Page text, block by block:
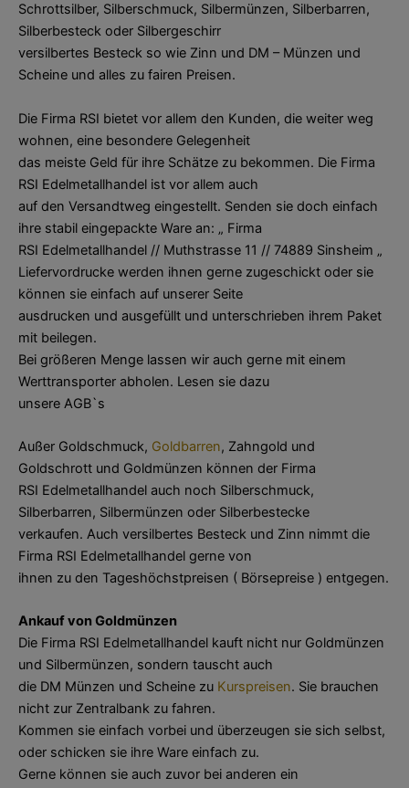
Schrottsilber, Silberschmuck, Silbermünzen, Silberbarren,
Silberbesteck oder Silbergeschirr
versilbertes Besteck so wie Zinn und DM – Münzen und
Scheine und alles zu fairen Preisen.
Die Firma RSI bietet vor allem den Kunden, die weiter weg
wohnen, eine besondere Gelegenheit
das meiste Geld für ihre Schätze zu bekommen. Die Firma
RSI Edelmetallhandel ist vor allem auch
auf den Versandtweg eingestellt. Senden sie doch einfach
ihre stabil eingepackte Ware an: „ Firma
RSI Edelmetallhandel // Muthstrasse 11 // 74889 Sinsheim „
Liefervordrucke werden ihnen gerne zugeschickt oder sie
können sie einfach auf unserer Seite
ausdrucken und ausgefüllt und unterschrieben ihrem Paket
mit beilegen.
Bei größeren Menge lassen wir auch gerne mit einem
Werttransporter abholen. Lesen sie dazu
unsere AGB`s
Außer Goldschmuck, Goldbarren, Zahngold und
Goldschrott und Goldmünzen können der Firma
RSI Edelmetallhandel auch noch Silberschmuck,
Silberbarren, Silbermünzen oder Silberbestecke
verkaufen. Auch versilbertes Besteck und Zinn nimmt die
Firma RSI Edelmetallhandel gerne von
ihnen zu den Tageshöchstpreisen ( Börsepreise ) entgegen.
Ankauf von Goldmünzen
Die Firma RSI Edelmetallhandel kauft nicht nur Goldmünzen
und Silbermünzen, sondern tauscht auch
die DM Münzen und Scheine zu Kurspreisen. Sie brauchen
nicht zur Zentralbank zu fahren.
Kommen sie einfach vorbei und überzeugen sie sich selbst,
oder schicken sie ihre Ware einfach zu.
Gerne können sie auch zuvor bei anderen ein